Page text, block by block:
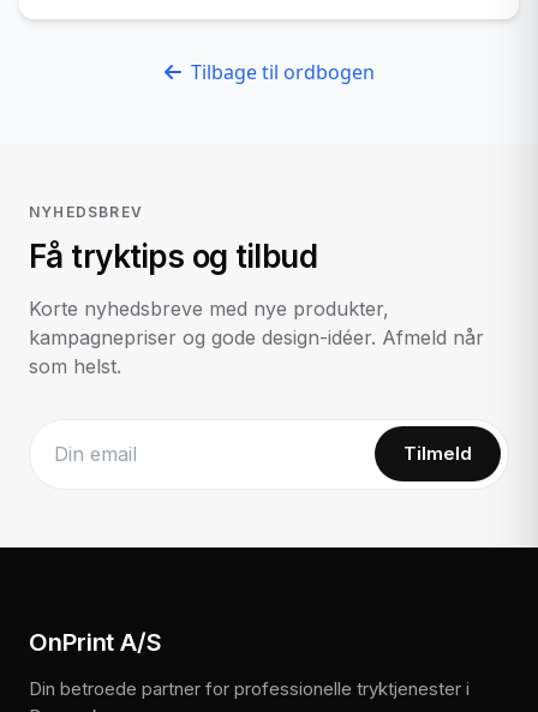
Tilbage til ordbogen
NYHEDSBREV
Få tryktips og tilbud
Korte nyhedsbreve med nye produkter,
kampagnepriser og gode design-idéer. Afmeld når
som helst.
Tilmeld
OnPrint A/S
Din betroede partner for professionelle tryktjenester i